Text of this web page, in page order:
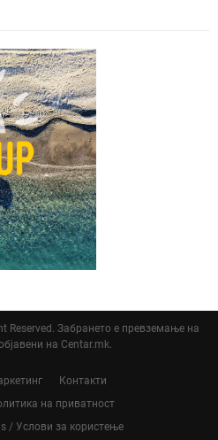
Reserved. Забрането е превземање на
на Centar.mk.
Контакти
на приватност
/ Услови за користење